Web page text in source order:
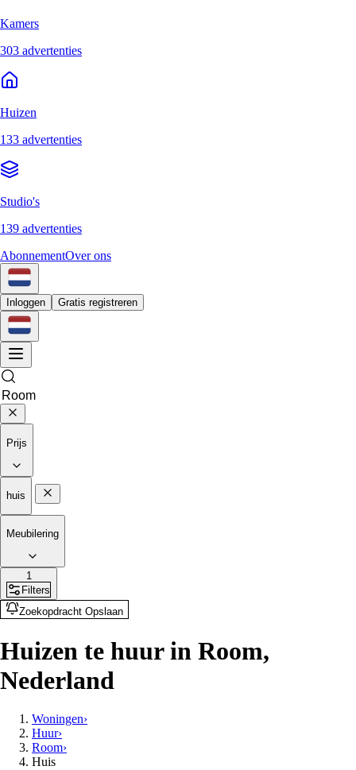
Kamers
303 advertenties
Huizen
133 advertenties
Studio's
139 advertenties
AbonnementOver ons
Inloggen Gratis registreren
Prijs
huis
Meubilering
1
Filters
Zoekopdracht Opslaan
Huizen te huur in Room,
Nederland
Woningen›
Huur›
Room›
Huis